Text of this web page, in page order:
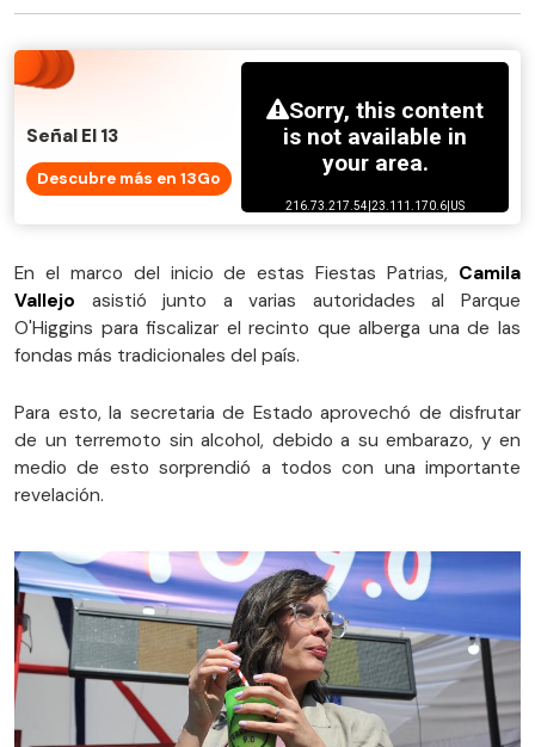
Señal El 13
Descubre más en 13Go
En el marco del inicio de estas Fiestas Patrias, Camila
Vallejo asistió junto a varias autoridades al Parque
O'Higgins para fiscalizar el recinto que alberga una de las
fondas más tradicionales del país.
Para esto, la secretaria de Estado aprovechó de disfrutar
de un terremoto sin alcohol, debido a su embarazo, y en
medio de esto sorprendió a todos con una importante
revelación.